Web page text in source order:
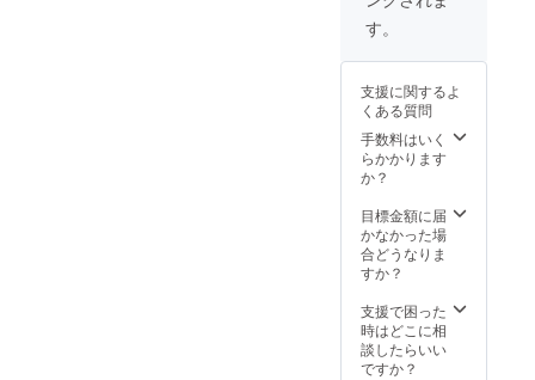
ター（福岡県北
九州市八幡東区
枝光本町８−２
６）
す。
支援に関するよ
くある質問
手数料はいく
らかかります
か？
目標金額に届
かなかった場
合どうなりま
すか？
支援で困った
時はどこに相
談したらいい
ですか？